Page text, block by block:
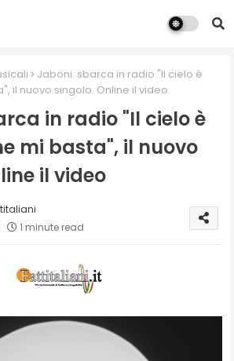
Jaboni: sbarca in radio "Il cielo è
il nuovo singolo. Online il video
in radio "Il cielo è
mi basta", il nuovo
il video
1 minute read